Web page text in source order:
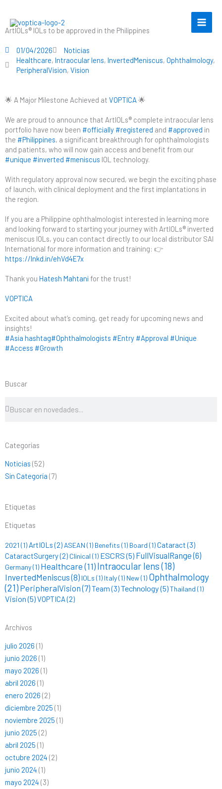
contenido
Buscar
Categorías
Noticias (52)
Sin Categoría (7)
Etiquetas
Etiquetas
2021 (1) ArtIOLs(2) ASEAN (1) Benefits (1) Board (1)Cataract(3)
CataractSurgery(2) Clinical (1) ESCRS(5) FullVisualRange(6)
Germany(1) Healthcare(11)Intraocular lens(18)
InvertedMeniscus(8) IOLs (1) Italy(1) New(1) Ophthalmology
(21) PeripheralVision(7)Team(3)Technology(5)Thailand (1)
Vision(5)VOPTICA(2)
Archivos
julio 2026 (1)
junio 2026 (1)
mayo 2026 (1)
abril 2026 (1)
enero 2026 (2)
diciembre 2025 (1)
noviembre 2025 (1)
junio 2025 (2)
abril 2025 (1)
octubre 2024 (2)
junio 2024 (1)
mayo 2024 (3)
ArtIOLs® IOLs to be approved in the Philippines
01/04/2026
Noticias
Healthcare,Intraocular lens,InvertedMeniscus,Ophthalmology,
PeripheralVision,Vision
🌟 A Major Milestone Achieved at VOPTICA 🌟
We are proud to announce that ArtIOLs® complete intraocular lens
portfolio have now been #officially #registered and #approved in
the #Philippines, a significant breakthrough for ophthalmologists
and patients, who will now gain access and benefit from our
#unique #inverted #meniscus IOL technology.
With regulatory approval now secured, we begin the exciting phase
of launch, with clinical deployment and the first implantations in
the region.
If you are a Philippine ophthalmologist interested in learning more
and looking forward to starting your journey with ArtIOLs® inverted
meniscus IOLs, you can contact directly to our local distributor SAI
International for more information and training: 👉
https://lnkd.in/ehVd4E7x
Thank you Hatesh Mahtani for the trust!
VOPTICA
Excited about what’s coming, get ready for upcoming news and
insights!
#Asia hashtag#Ophthalmologists #Entry #Approval #Unique
#Access #Growth